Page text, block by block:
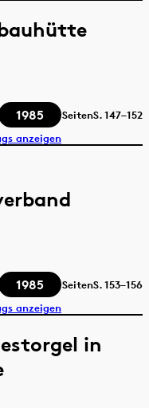
1985 SeitenS.147–152
anzeigen
1985 SeitenS.153–156
anzeigen
in